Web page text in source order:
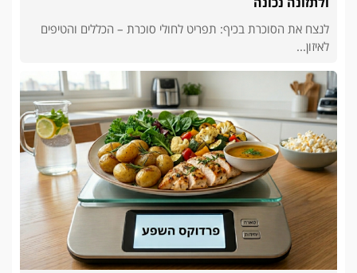
לנצח את הסוכרת בכיף: תפריט לחולי סוכרת – הכללים והטיפים
לאיזון...